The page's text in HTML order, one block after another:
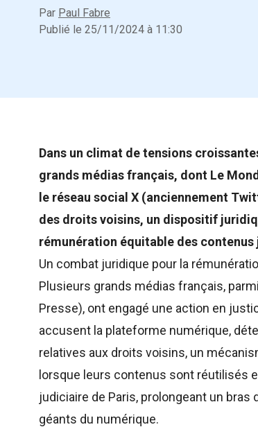
Par Paul Fabre
Publié le 25/11/2024 à 11:30
Dans un climat de tensions
grands médias français, dont Le
le réseau social X (anciennement
des droits voisins, un dispositif
rémunération équitable des
Un combat juridique pour la
Plusieurs grands médias français,
Presse), ont engagé une action en
accusent la plateforme numérique,
relatives aux droits voisins, un
lorsque leurs contenus sont réutilisés
judiciaire de Paris, prolongeant un
géants du numérique.